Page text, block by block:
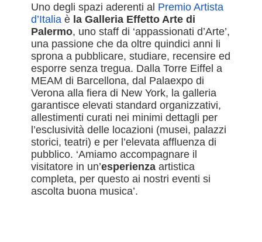
Uno degli spazi aderenti al Premio Artista
d’Italiaè la Galleria Effetto Arte di
Palermo, uno staff di ‘appassionati d’Arte’,
una passione che da oltre quindici anni li
sprona a pubblicare, studiare, recensire ed
esporre senza tregua. Dalla Torre Eiffel a
MEAM di Barcellona, dal Palaexpo di
Verona alla fiera di New York, la galleria
garantisce elevati standard organizzativi,
allestimenti curati nei minimi dettagli per
l’esclusività delle locazioni (musei, palazzi
storici, teatri) e per l’elevata affluenza di
pubblico. ‘Amiamo accompagnare il
visitatore in un’esperienza artistica
completa, per questo ai nostri eventi si
ascolta buona musica’.